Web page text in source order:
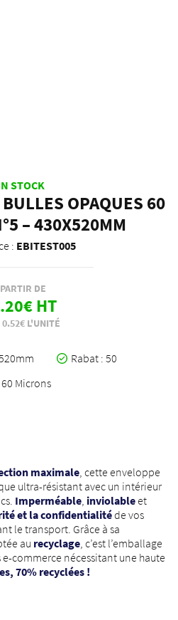
STOCK
OPAQUES 60
– 430X520MM
: EBITEST005
DE
HT
L'UNITÉ
Rabat : 50
60 Microns
maximale, cette enveloppe
ultra-résistant avec un intérieur
Imperméable, inviolableet
et la confidentialitéde vos
le transport. Grâce à sa
au recyclage, c’est l’emballage
commerce nécessitant une haute
70% recyclées !